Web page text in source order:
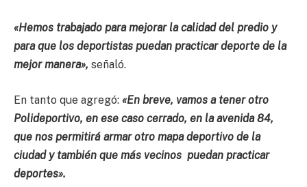
«Hemos trabajado para mejorar la calidad del predio y
para que los deportistas puedan practicar deporte de la
mejor manera», señaló.
En tanto que agregó: «En breve, vamos a tener otro
Polideportivo, en ese caso cerrado, en la avenida 84,
que nos permitirá armar otro mapa deportivo de la
ciudad y también que más vecinos puedan practicar
deportes».